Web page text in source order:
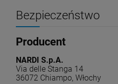
DO KOSZYKA
DO KOSZYKA
Bezpieczeństwo
Producent
NARDI S.p.A.
Via delle Stanga 14
36072 Chiampo, Włochy